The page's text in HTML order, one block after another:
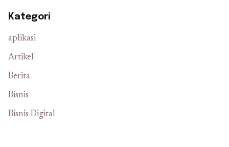
Kategori
aplikasi
Artikel
Berita
Bisnis
Bisnis Digital